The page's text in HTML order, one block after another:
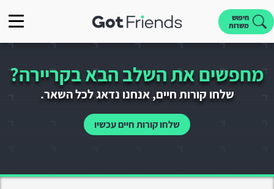
חיפוש
משרות
מחפשים את השלב הבא בקריירה?
שלחו קורות חיים, אנחנו נדאג לכל השאר.
שלחו קורות חיים עכשיו